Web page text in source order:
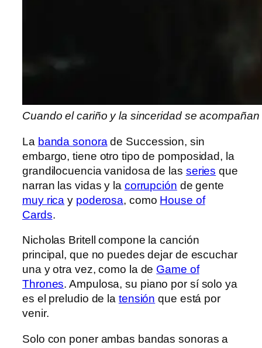
Cuando el cariño y la sinceridad se
La banda sonora de Succession, sin
embargo, tiene otro tipo de pomposidad, la
grandilocuencia vanidosa de las series que
narran las vidas y la corrupción de gente
muy rica y poderosa, como House of
Cards.
Nicholas Britell compone la canción
principal, que no puedes dejar de escuchar
una y otra vez, como la de Game of
Thrones. Ampulosa, su piano por sí solo ya
es el preludio de la tensión que está por
venir.
Solo con poner ambas bandas sonoras a